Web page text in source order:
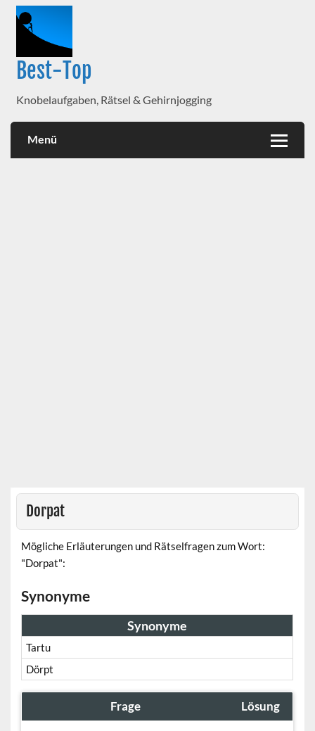
Best-Top
Knobelaufgaben, Rätsel & Gehirnjogging
Menü
Dorpat
Mögliche Erläuterungen und Rätselfragen zum Wort:
"Dorpat":
Synonyme
Synonyme
Tartu
Dörpt
Frage Lösung